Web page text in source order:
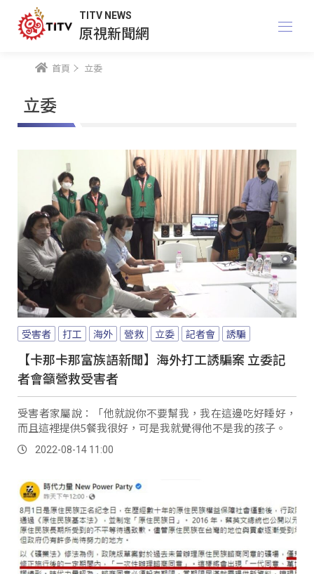
TITV NEWS
原視新聞網
首頁 立委
立委
受害者 打工 海外 營救 立委 記者會 誘騙
【卡那卡那富族語新聞】海外打工誘騙案 立委記
者會籲營救受害者
受害者家屬說：「他就說你不要幫我，我在這邊吃好睡好，
而且這裡提供5餐我很好，可是我就覺得他不是我的孩子。
2022-08-14 11:00